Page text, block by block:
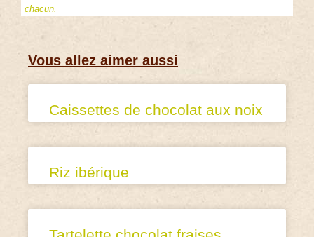
chacun.
Vous allez aimer aussi
Caissettes de chocolat aux noix
Riz ibérique